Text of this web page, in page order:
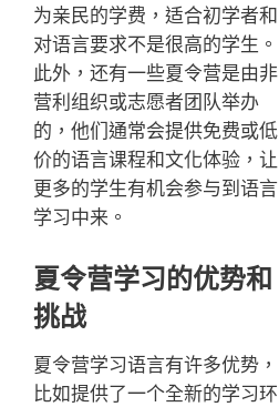
为亲民的学费，适合初学者和
对语言要求不是很高的学生。
此外，还有一些夏令营是由非
营利组织或志愿者团队举办
的，他们通常会提供免费或低
价的语言课程和文化体验，让
更多的学生有机会参与到语言
学习中来。
夏令营学习的优势和
挑战
夏令营学习语言有许多优势，
比如提供了一个全新的学习环